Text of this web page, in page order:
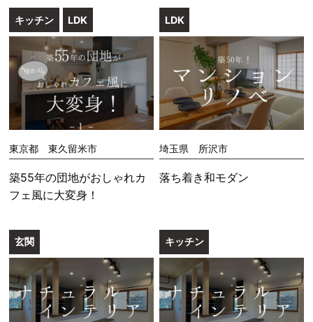
キッチン LDK
東京都 東久留米市
築55年の団地がおしゃれカ
フェ風に大変身！
LDK
埼玉県 所沢市
落ち着き和モダン
玄関 キッチン